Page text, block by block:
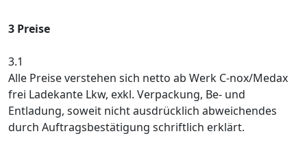
3 Preise
3.1
Alle Preise verstehen sich netto ab Werk C-nox/Medax
frei Ladekante Lkw, exkl. Verpackung, Be- und
Entladung, soweit nicht ausdrücklich abweichendes
durch Auftragsbestätigung schriftlich erklärt.